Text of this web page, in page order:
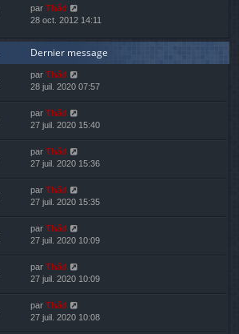
par Thãd
28 oct. 2012 14:11
Dernier message
par Thãd
28 juil. 2020 07:57
par Thãd
27 juil. 2020 15:40
par Thãd
27 juil. 2020 15:36
par Thãd
27 juil. 2020 15:35
par Thãd
27 juil. 2020 10:09
par Thãd
27 juil. 2020 10:09
par Thãd
27 juil. 2020 10:08